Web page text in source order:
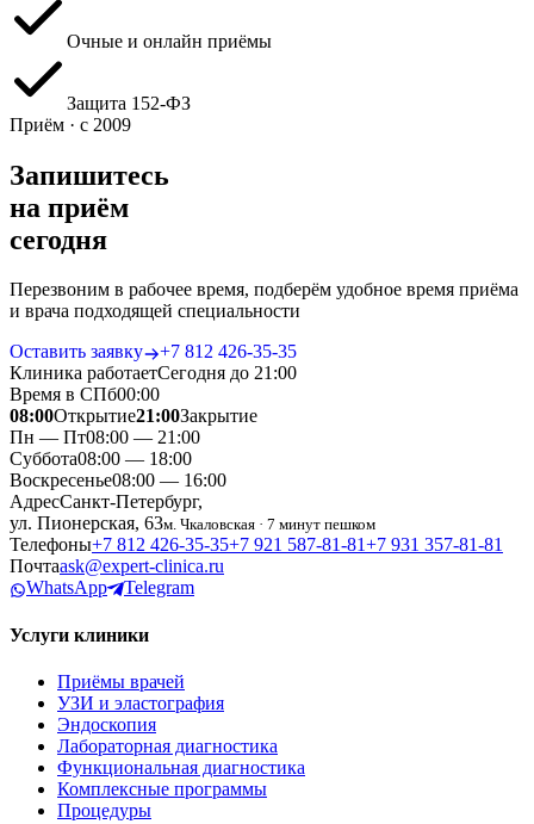
Очные и онлайн приёмы
Защита 152‑ФЗ
Приём · с 2009
Запишитесь
на приём
сегодня
Перезвоним в рабочее время, подберём удобное время приёма
и врача подходящей специальности
Оставить заявку
+7 812 426‑35‑35
Клиника работаетСегодня до 21:00
Время в СПб00:00
08:00Открытие21:00Закрытие
Пн — Пт08:00 — 21:00
Суббота08:00 — 18:00
Воскресенье08:00 — 16:00
АдресСанкт-Петербург,
ул. Пионерская, 63м. Чкаловская · 7 минут пешком
Телефоны+7 812 426‑35‑35+7 921 587‑81‑81+7 931 357‑81‑81
Почтаask@expert-clinica.ru
WhatsApp
Telegram
Услуги клиники
Приёмы врачей
УЗИ и эластография
Эндоскопия
Лабораторная диагностика
Функциональная диагностика
Комплексные программы
Процедуры